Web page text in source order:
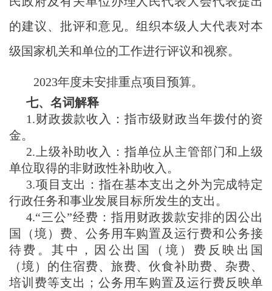
的建议、批评和意见。组织本级人大代表对本
级国家机关和单位的工作进行评议和视察。
2023年度未安排重点项目预算。
七、名词解释
1.财政拨款收入：指市级财政当年拨付的资
金。
2.上级补助收入：指单位从主管部门和上级
单位取得的非财政性补助收入。
3.项目支出：指在基本支出之外为完成特定
行政任务和事业发展目标所发生的支出。
4.“三公”经费：指用财政拨款安排的因公出
国（境）费、公务用车购置及运行费和公务接
待费。其中，因公出国（境）费反映出国
（境）的住宿费、旅费、伙食补助费、杂费、
培训费等支出；公务用车购置及运行费反映单